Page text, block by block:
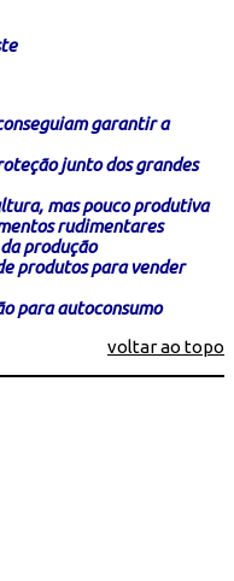
garantir a
junto dos grandes
mas pouco produtiva
rudimentares
produção
produtos para vender
para autoconsumo
voltar ao topo